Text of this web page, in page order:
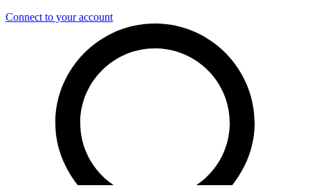
Connect to your account